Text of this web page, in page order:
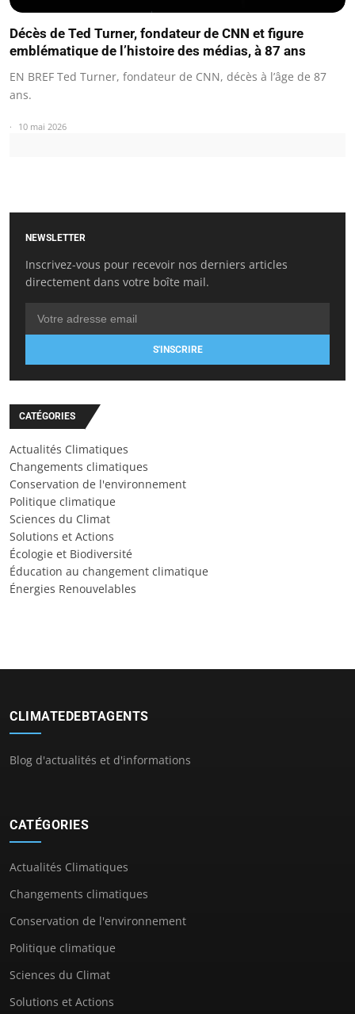
Décès de Ted Turner, fondateur de CNN et figure
emblématique de l’histoire des médias, à 87 ans
EN BREF Ted Turner, fondateur de CNN, décès à l’âge de 87
ans.
10 mai 2026
NEWSLETTER
Inscrivez-vous pour recevoir nos derniers articles
directement dans votre boîte mail.
S'INSCRIRE
CATÉGORIES
Actualités Climatiques
Changements climatiques
Conservation de l'environnement
Politique climatique
Sciences du Climat
Solutions et Actions
Écologie et Biodiversité
Éducation au changement climatique
Énergies Renouvelables
CLIMATEDEBTAGENTS
Blog d'actualités et d'informations
CATÉGORIES
Actualités Climatiques
Changements climatiques
Conservation de l'environnement
Politique climatique
Sciences du Climat
Solutions et Actions